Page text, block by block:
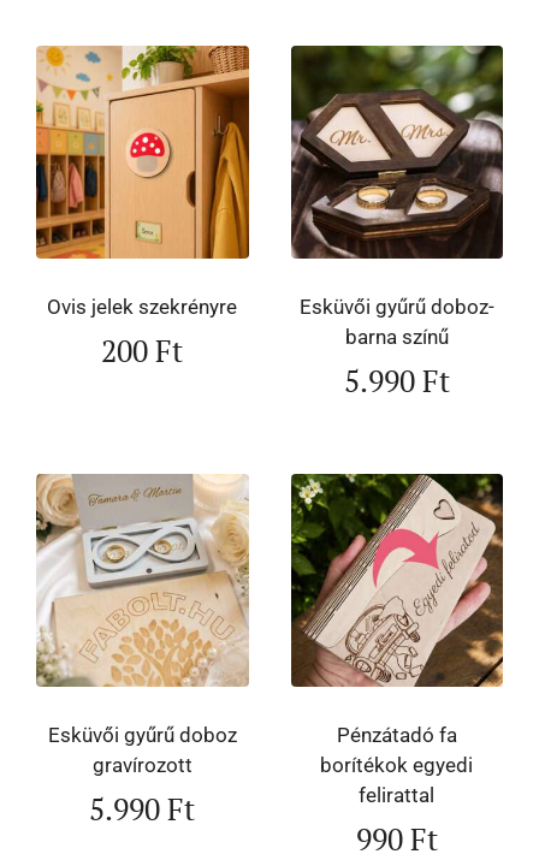
Ovis jelek szekrényre
200Ft
Esküvői gyűrű doboz-
barna színű
5.990Ft
Esküvői gyűrű doboz
gravírozott
5.990Ft
Pénzátadó fa
borítékok egyedi
felirattal
990Ft